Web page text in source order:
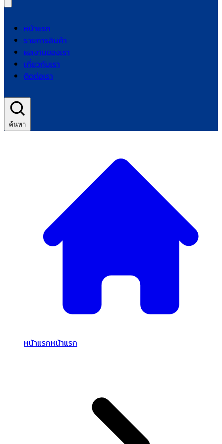
หน้าแรก
รายการสินค้า
ผลงานของเรา
เกี่ยวกับเรา
ติดต่อเรา
ค้นหา
หน้าแรกหน้าแรก